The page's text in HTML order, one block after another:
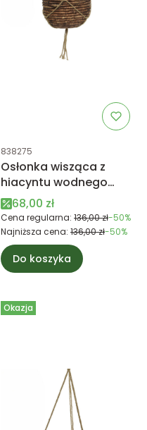
Kod produktu
838275
Osłonka wisząca z
hiacyntu wodnego
duża ciemna brązowa
Cena promocyjna
68,00 zł
Cena regularna: 136,00 zł-50%
Najniższa cena: 136,00 zł-50%
Do koszyka
Okazja